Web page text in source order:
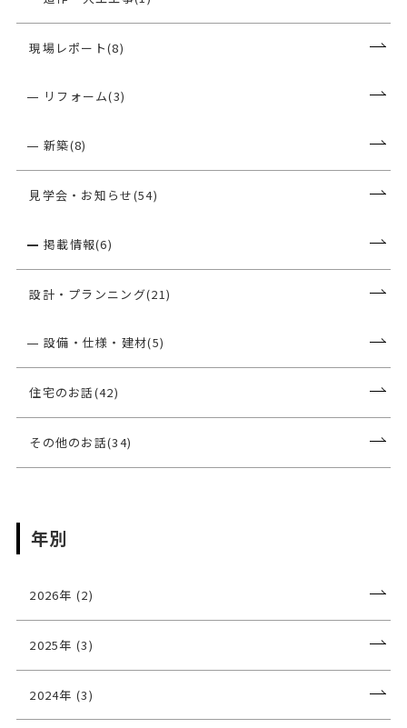
現場レポート(8)
リフォーム(3)
新築(8)
見学会・お知らせ(54)
掲載情報(6)
設計・プランニング(21)
設備・仕様・建材(5)
住宅のお話(42)
その他のお話(34)
年別
2026年 (2)
2025年 (3)
2024年 (3)